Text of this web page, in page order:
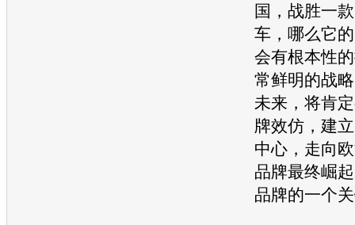
国，战胜一
车，哪么它
会有根本性
常鲜明的战
未来，将肯
牌效仿，建
中心，走向
品牌最终崛
品牌的一个